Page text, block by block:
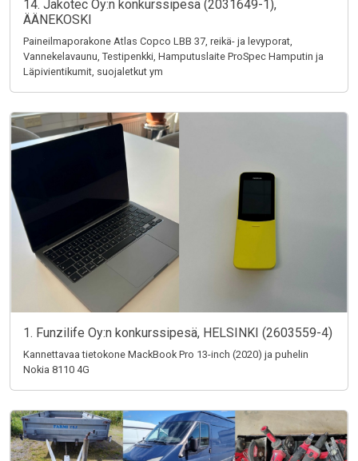
14. Jakotec Oy:n konkurssipesä (2031649-1),
ÄÄNEKOSKI
Paineilmaporakone Atlas Copco LBB 37, reikä- ja levyporat,
Vannekelavaunu, Testipenkki, Hamputuslaite ProSpec Hamputin ja
Läpivientikumit, suojaletkut ym
1. Funzilife Oy:n konkurssipesä, HELSINKI (2603559-4)
Kannettavaa tietokone MackBook Pro 13-inch (2020) ja puhelin
Nokia 8110 4G